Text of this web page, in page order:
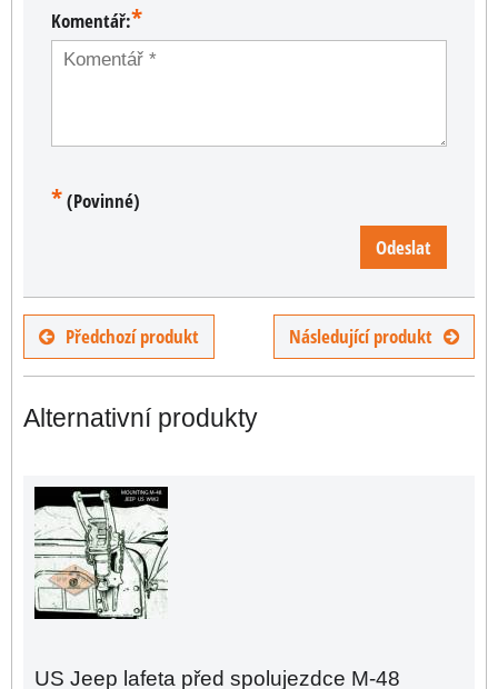
Komentář:*
*(Povinné)
Odeslat
Předchozí produkt Následující produkt
Alternativní produkty
US Jeep lafeta před spolujezdce M-48